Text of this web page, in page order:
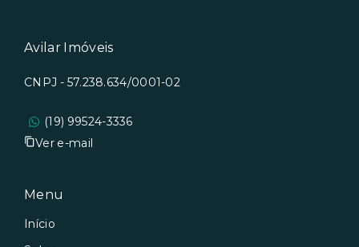
Avilar Imóveis
CNPJ - 57.238.634/0001-02
(19) 99524-3336
Ver e-mail
Menu
Início